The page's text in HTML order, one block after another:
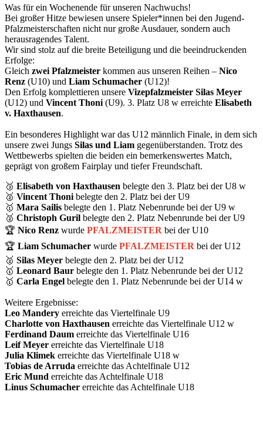
Was für ein Wochenende für unseren Nachwuchs!
Bei großer Hitze bewiesen unsere Spieler*innen bei den Jugend-
Pfalzmeisterschaften nicht nur große Ausdauer, sondern auch
herausragendes Talent.
Wir sind stolz auf die breite Beteiligung und die beeindruckenden
Erfolge:
Gleich zwei Pfalzmeister kommen aus unseren Reihen – Nico
Renz (U10) und Liam Schumacher (U12)!
Den Erfolg komplettieren unsere Vizepfalzmeister Silas Meyer
(U12) und Vincent Thoni (U9). 3. Platz U8 w erreichte Elisabeth
v. Haxthausen.
Ein besonderes Highlight war das U12 männlich Finale, in dem sich
unsere zwei Jungs Silas und Liam gegenüberstanden. Trotz des
Wettbewerbs spielten die beiden ein bemerkenswertes Match,
geprägt von großem Fairplay und tiefer Freundschaft.
🥉 Elisabeth von Haxthausen belegte den 3. Platz bei der U8 w
🥈 Vincent Thoni belegte den 2. Platz bei der U9
🥇 Mara Sailis belegte den 1. Platz Nebenrunde bei der U9 w
🥈 Christoph Guril belegte den 2. Platz Nebenrunde bei der U9
🏆 Nico Renz wurde PFALZMEISTER bei der U10
🏆 Liam Schumacher wurde PFALZMEISTER bei der U12
🥈 Silas Meyer belegte den 2. Platz bei der U12
🥇 Leonard Baur belegte den 1. Platz Nebenrunde bei der U12
🥇 Carla Engel belegte den 1. Platz Nebenrunde bei der U14 w
Weitere Ergebnisse:
Leo Mandery erreichte das Viertelfinale U9
Charlotte von Haxthausen erreichte das Viertelfinale U12 w
Ferdinand Daum erreichte das Viertelfinale U16
Leif Meyer erreichte das Viertelfinale U18
Julia Klimek erreichte das Viertelfinale U18 w
Tobias de Arruda erreichte das Achtelfinale U12
Eric Mund erreichte das Achtelfinale U18
Linus Schumacher erreichte das Achtelfinale U18